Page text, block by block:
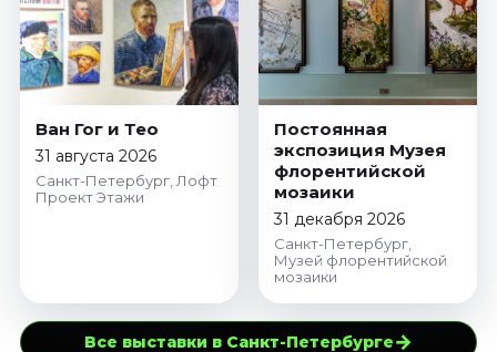
Ван Гог и Тео
31 августа 2026
Санкт-Петербург, Лофт
Проект Этажи
Постоянная
экспозиция Музея
флорентийской
мозаики
31 декабря 2026
Санкт-Петербург,
Музей флорентийской
мозаики
Все выставки в Санкт-Петербурге→